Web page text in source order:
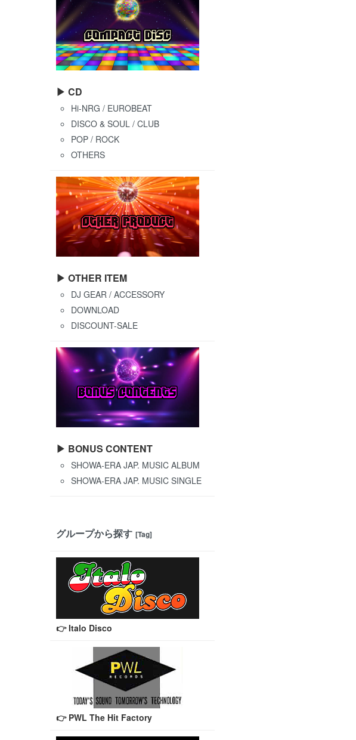
▶ CD
Hi-NRG / EUROBEAT
DISCO & SOUL / CLUB
POP / ROCK
OTHERS
▶ OTHER ITEM
DJ GEAR / ACCESSORY
DOWNLOAD
DISCOUNT-SALE
▶ BONUS CONTENT
SHOWA-ERA JAP. MUSIC ALBUM
SHOWA-ERA JAP. MUSIC SINGLE
グループから探す [Tag]
👉 Italo Disco
👉 PWL The Hit Factory